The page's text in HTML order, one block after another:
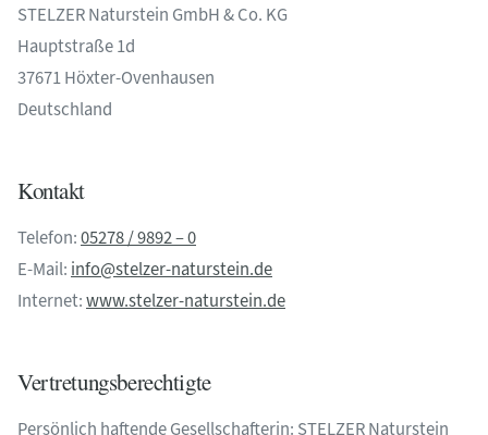
STELZER Naturstein GmbH & Co. KG
Hauptstraße 1d
37671 Höxter-Ovenhausen
Deutschland
Kontakt
Telefon:05278 / 9892 – 0
E-Mail: info@stelzer-naturstein.de
Internet:www.stelzer-naturstein.de
Vertretungsberechtigte
Persönlich haftende Gesellschafterin: STELZER Naturstein